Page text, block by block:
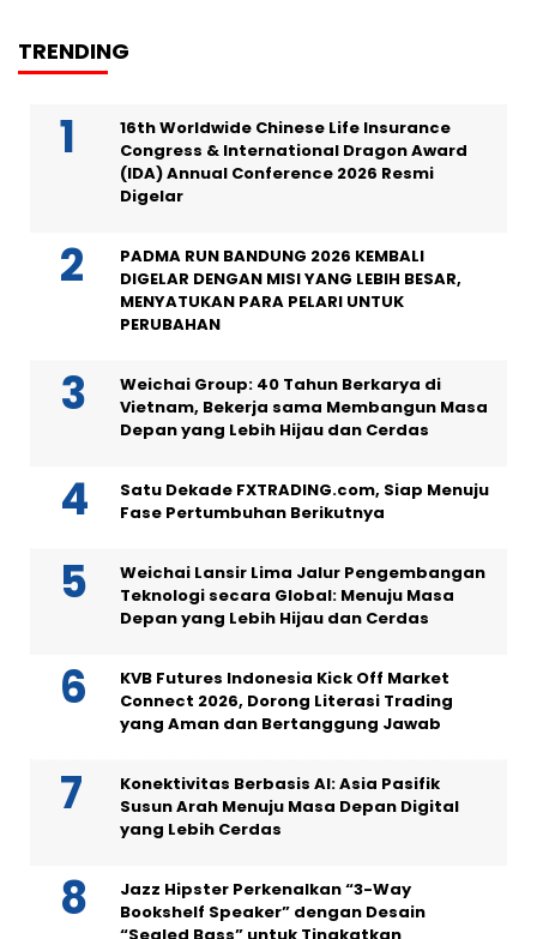
TRENDING
16th Worldwide Chinese Life Insurance
Congress & International Dragon Award
(IDA) Annual Conference 2026 Resmi
Digelar
PADMA RUN BANDUNG 2026 KEMBALI
DIGELAR DENGAN MISI YANG LEBIH BESAR,
MENYATUKAN PARA PELARI UNTUK
PERUBAHAN
Weichai Group: 40 Tahun Berkarya di
Vietnam, Bekerja sama Membangun Masa
Depan yang Lebih Hijau dan Cerdas
Satu Dekade FXTRADING.com, Siap Menuju
Fase Pertumbuhan Berikutnya
Weichai Lansir Lima Jalur Pengembangan
Teknologi secara Global: Menuju Masa
Depan yang Lebih Hijau dan Cerdas
KVB Futures Indonesia Kick Off Market
Connect 2026, Dorong Literasi Trading
yang Aman dan Bertanggung Jawab
Konektivitas Berbasis AI: Asia Pasifik
Susun Arah Menuju Masa Depan Digital
yang Lebih Cerdas
Jazz Hipster Perkenalkan “3-Way
Bookshelf Speaker” dengan Desain